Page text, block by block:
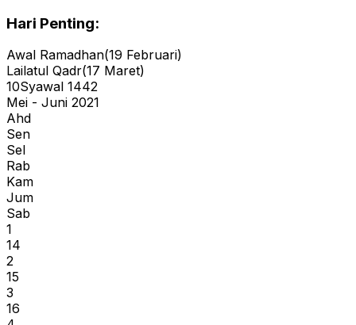
Hari Penting:
Awal Ramadhan(19 Februari)
Lailatul Qadr(17 Maret)
10Syawal 1442
Mei - Juni 2021
Ahd
Sen
Sel
Rab
Kam
Jum
Sab
1
14
2
15
3
16